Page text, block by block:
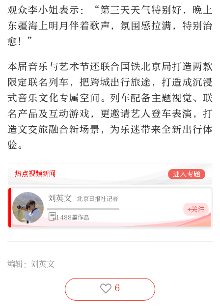
观众李小姐表示：“第三天天气特别好，晚上
东疆海上明月伴着歌声，氛围感拉满，特别治
愈！”
本届音乐与艺术节还联合国铁北京局打造两款
限定联名列车，把跨城出行旅途，打造成沉浸
式音乐文化专属空间。列车配备主题视觉、联
名产品及互动游戏，更邀请艺人登车表演，打
造文交旅融合新场景，为乐迷带来全新出行体
验。
热点视频新闻 进入专题
刘英文 北京日报社记者
1488篇作品
+关注
编辑：刘英文
6